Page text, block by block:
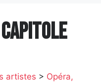
artistes > Opéra,